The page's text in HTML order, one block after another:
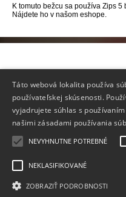
K tomuto bežcu sa používa Zips 5
Nájdete ho v našom eshope.
Táto webová lokalita používa
používateľskej skúsenosti.
vyjadrujete súhlas s
našimi zásadami používania
NEVYHNUTNE POTREBNÉ
NEKLASIFIKOVANÉ
ZOBRAZIŤ PODROBNOSTI